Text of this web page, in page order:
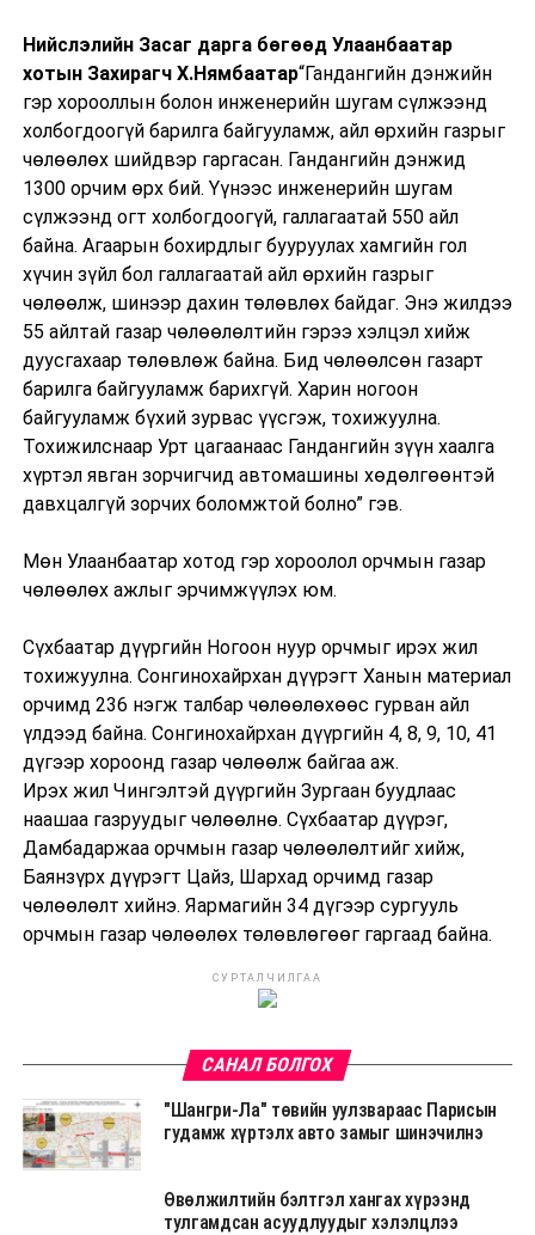
Нийслэлийн Засаг дарга бөгөөд Улаанбаатар
хотын Захирагч Х.Нямбаатар“Гандангийн дэнжийн
гэр хорооллын болон инженерийн шугам сүлжээнд
холбогдоогүй барилга байгууламж, айл өрхийн газрыг
чөлөөлөх шийдвэр гаргасан. Гандангийн дэнжид
1300 орчим өрх бий. Үүнээс инженерийн шугам
сүлжээнд огт холбогдоогүй, галлагаатай 550 айл
байна. Агаарын бохирдлыг бууруулах хамгийн гол
хүчин зүйл бол галлагаатай айл өрхийн газрыг
чөлөөлж, шинээр дахин төлөвлөх байдаг. Энэ жилдээ
55 айлтай газар чөлөөлөлтийн гэрээ хэлцэл хийж
дуусгахаар төлөвлөж байна. Бид чөлөөлсөн газарт
барилга байгууламж барихгүй. Харин ногоон
байгууламж бүхий зурвас үүсгэж, тохижуулна.
Тохижилснаар Урт цагаанаас Гандангийн зүүн хаалга
хүртэл явган зорчигчид автомашины хөдөлгөөнтэй
давхцалгүй зорчих боломжтой болно” гэв.
Мөн Улаанбаатар хотод гэр хороолол орчмын газар
чөлөөлөх ажлыг эрчимжүүлэх юм.
Сүхбаатар дүүргийн Ногоон нуур орчмыг ирэх жил
тохижуулна. Сонгинохайрхан дүүрэгт Ханын материал
орчимд 236 нэгж талбар чөлөөлөхөөс гурван айл
үлдээд байна. Сонгинохайрхан дүүргийн 4, 8, 9, 10, 41
дүгээр хороонд газар чөлөөлж байгаа аж.
Ирэх жил Чингэлтэй дүүргийн Зургаан буудлаас
наашаа газруудыг чөлөөлнө. Сүхбаатар дүүрэг,
Дамбадаржаа орчмын газар чөлөөлөлтийг хийж,
Баянзүрх дүүрэгт Цайз, Шархад орчимд газар
чөлөөлөлт хийнэ. Яармагийн 34 дүгээр сургууль
орчмын газар чөлөөлөх төлөвлөгөөг гаргаад байна.
СУРТАЛЧИЛГАА
САНАЛ БОЛГОХ
"Шангри-Ла" төвийн уулзвараас Парисын
гудамж хүртэлх авто замыг шинэчилнэ
Өвөлжилтийн бэлтгэл хангах хүрээнд
тулгамдсан асуудлуудыг хэлэлцлээ